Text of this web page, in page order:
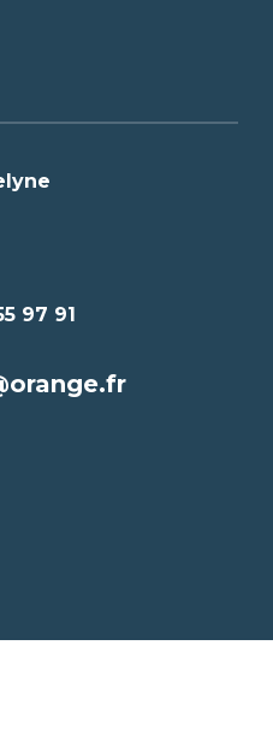
97 91